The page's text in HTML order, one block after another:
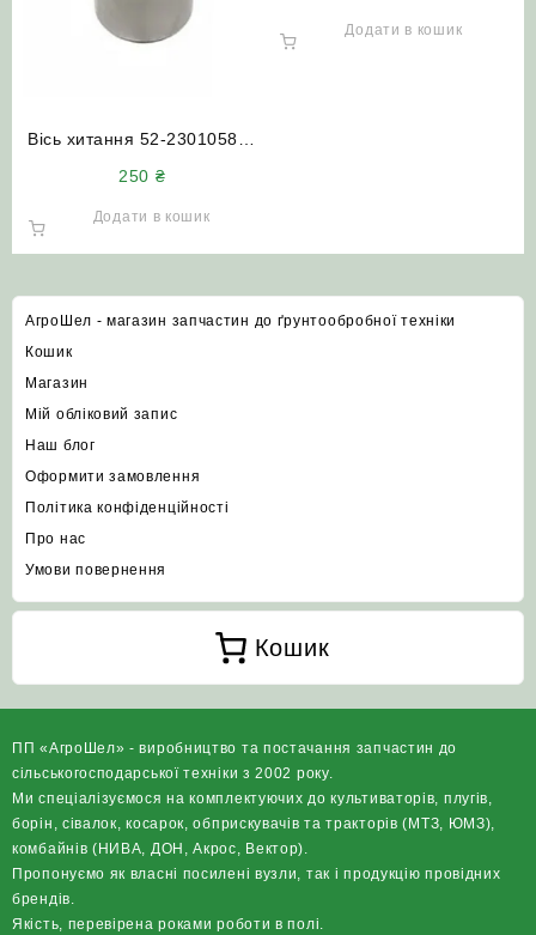
Вісь хитання 52-2301058-А
250 ₴
Додати в кошик
Додати в кошик
АгроШел - магазин запчастин до ґрунтообробної техніки
Кошик
Магазин
Мій обліковий запис
Наш блог
Оформити замовлення
Політика конфіденційності
Про нас
Умови повернення
Кошик
ПП «АгроШел» - виробництво та постачання запчастин до
сільськогосподарської техніки з 2002 року.
Ми спеціалізуємося на комплектуючих до культиваторів, плугів,
борін, сівалок, косарок, обприскувачів та тракторів (МТЗ, ЮМЗ),
комбайнів (НИВА, ДОН, Акрос, Вектор).
Пропонуємо як власні посилені вузли, так і продукцію провідних
брендів.
Якість, перевірена роками роботи в полі.